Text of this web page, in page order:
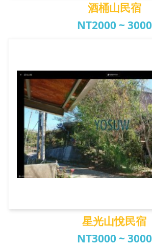
酒桶山民宿
NT2000 ~ 3000
星光山悅民宿
NT3000 ~ 3000